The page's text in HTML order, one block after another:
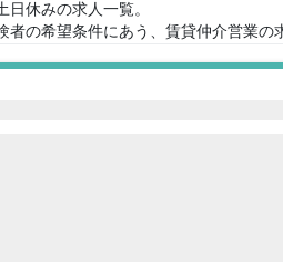
日休みの求人一覧。
者の希望条件にあう、賃貸仲介営業の